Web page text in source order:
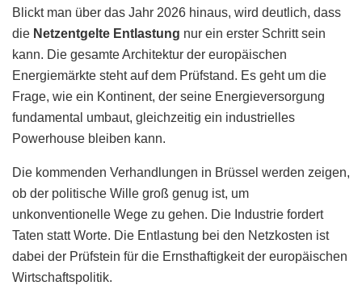
Blickt man über das Jahr 2026 hinaus, wird deutlich, dass
die Netzentgelte Entlastung nur ein erster Schritt sein
kann. Die gesamte Architektur der europäischen
Energiemärkte steht auf dem Prüfstand. Es geht um die
Frage, wie ein Kontinent, der seine Energieversorgung
fundamental umbaut, gleichzeitig ein industrielles
Powerhouse bleiben kann.
Die kommenden Verhandlungen in Brüssel werden zeigen,
ob der politische Wille groß genug ist, um
unkonventionelle Wege zu gehen. Die Industrie fordert
Taten statt Worte. Die Entlastung bei den Netzkosten ist
dabei der Prüfstein für die Ernsthaftigkeit der europäischen
Wirtschaftspolitik.